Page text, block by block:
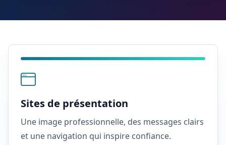
Sites de présentation
Une image professionnelle, des messages clairs
et une navigation qui inspire confiance.